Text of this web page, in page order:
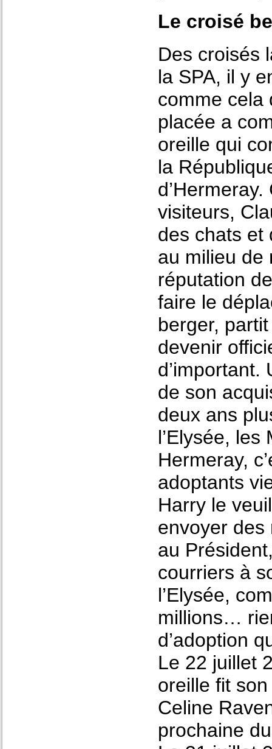
Le croisé
Des croisés
la SPA, il y
comme cela
placée a
oreille qui
la
visiteurs,
des chats et
au milieu de
réputation
faire le
berger,
devenir
d’important.
de son
deux ans
l’Elysée, les
Hermeray,
adoptants
Harry le
envoyer des
au
courriers à
l’Elysée,
millions…
d’adoption
Le 22 juillet
oreille fit
Celine
prochaine